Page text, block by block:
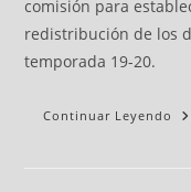
comisión para
redistribución de los
temporada 19-20.
Continuar Leyendo